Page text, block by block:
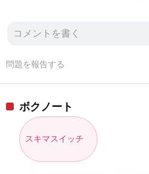
問題を報告する
ボクノート
スキマスイッチ